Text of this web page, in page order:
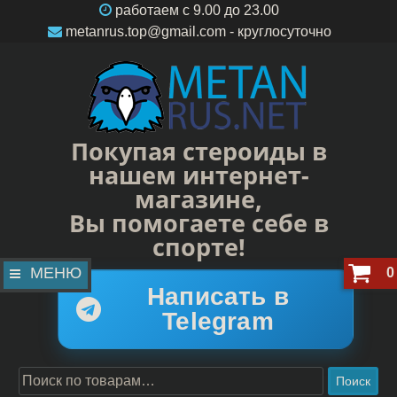
работаем c 9.00 до 23.00
metanrus.top@gmail.com- круглосуточно
Покупая стероиды в
нашем интернет-
магазине,
Вы помогаете себе в
спорте!
Написать в
Telegram
Поиск
МЕНЮ 0